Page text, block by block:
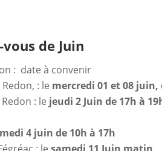
vous de Juin
: date à convenir
: le mercredi 01 et 08 juin,
: le jeudi 2 Juin de 17h à
4 juin de 10h à 17h